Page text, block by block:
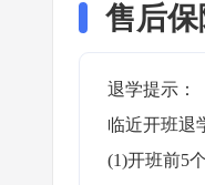
售后保
退学提示：
临近开班退
(1)开班前5